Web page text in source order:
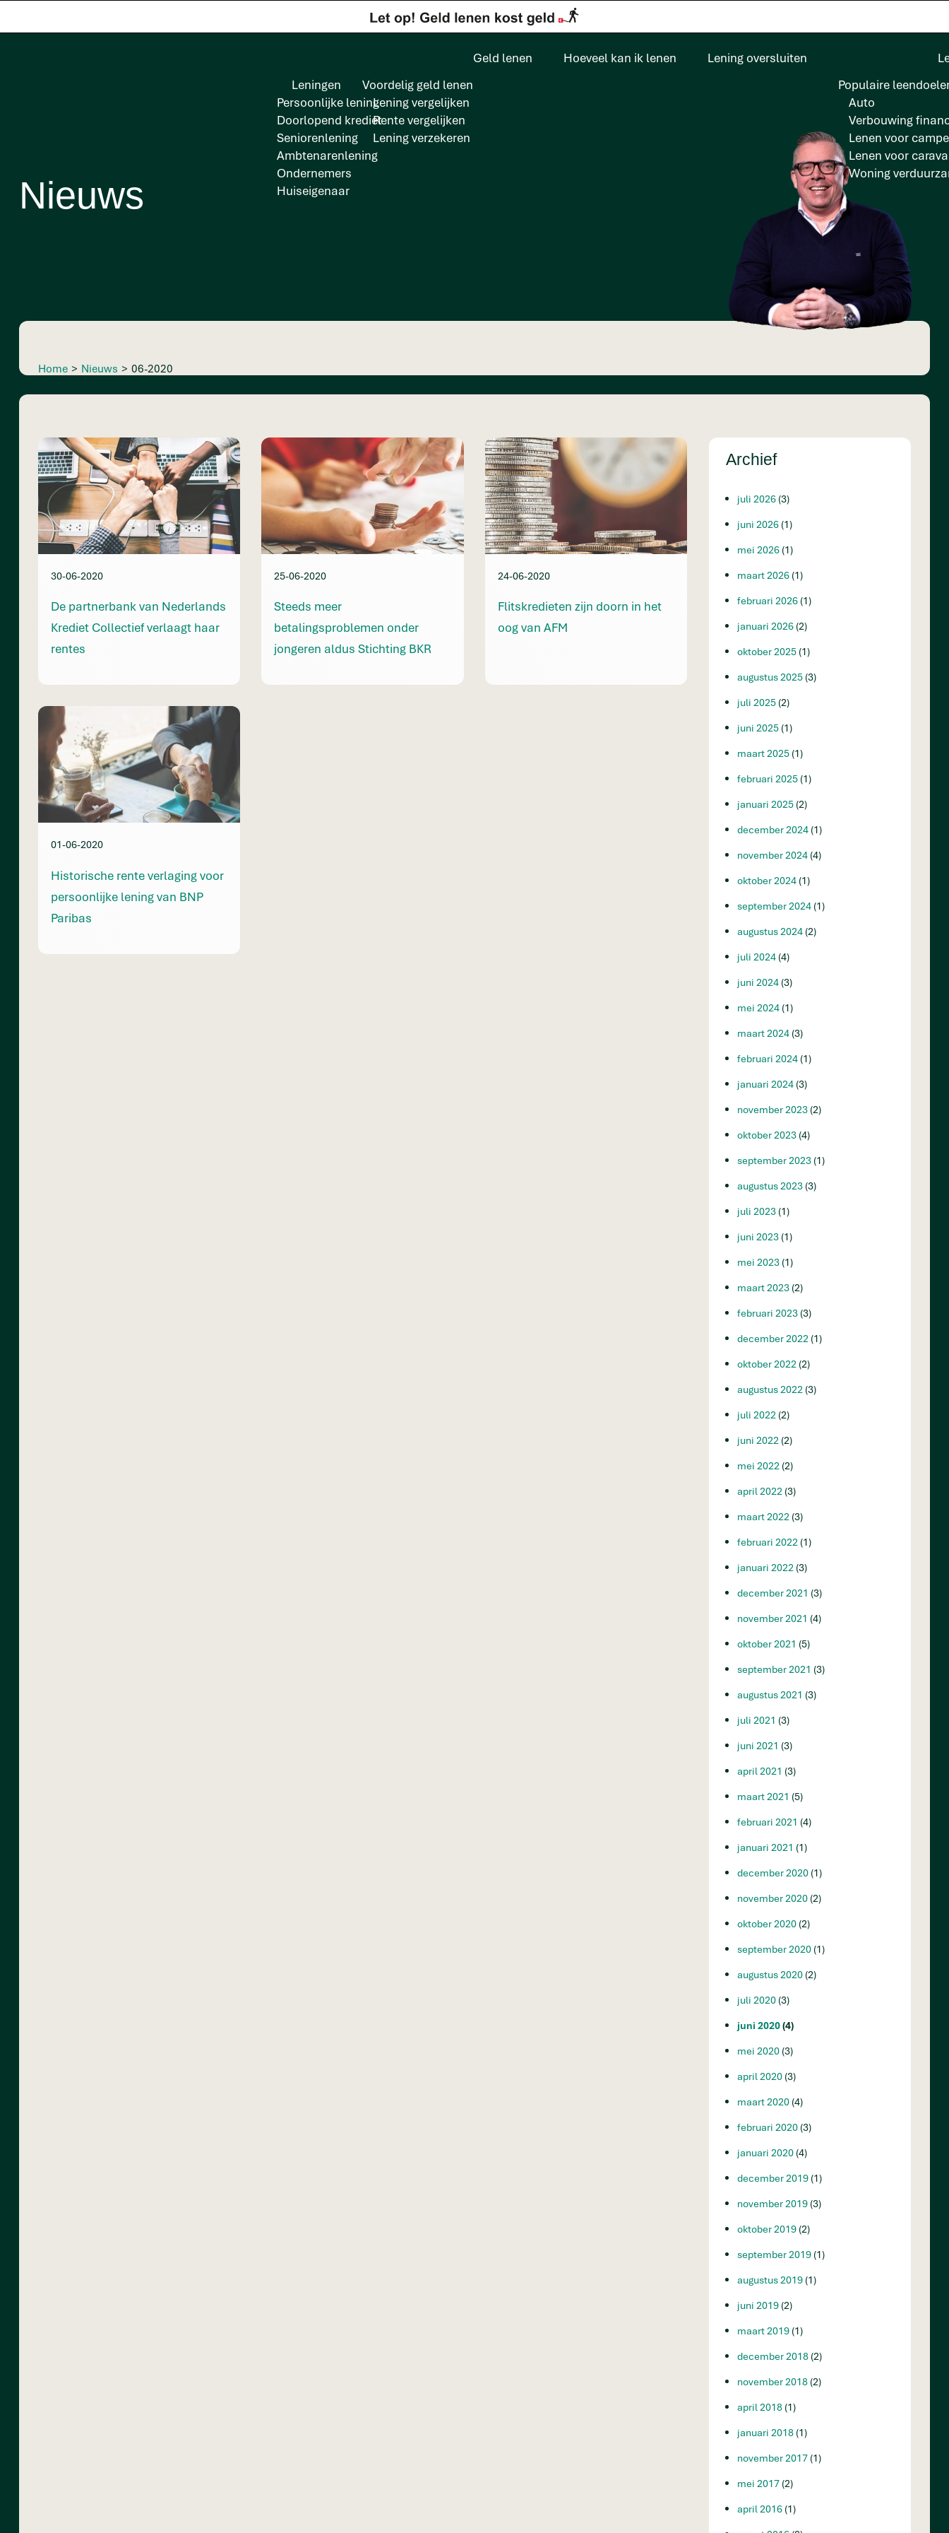
Geld lenen
Leningen
Persoonlijke lening
Doorlopend krediet
Seniorenlening
Ambtenarenlening
Ondernemers
Huiseigenaar
Voordelig geld lenen
Lening vergelijken
Rente vergelijken
Lening verzekeren
Hoeveel kan ik lenen Lening oversluiten
Populaire
Auto
Verbouwing
Lenen voor
Lenen voor
Woning
Nieuws
Home > Nieuws > 06-2020
30-06-2020
De partnerbank van Nederlands
Krediet Collectief verlaagt haar
rentes
25-06-2020
Steeds meer
betalingsproblemen onder
jongeren aldus Stichting BKR
24-06-2020
Flitskredieten zijn doorn in het
oog van AFM
01-06-2020
Historische rente verlaging voor
persoonlijke lening van BNP
Paribas
Archief
juli 2026 (3)
juni 2026 (1)
mei 2026 (1)
maart 2026 (1)
februari 2026 (1)
januari 2026 (2)
oktober 2025 (1)
augustus 2025 (3)
juli 2025 (2)
juni 2025 (1)
maart 2025 (1)
februari 2025 (1)
januari 2025 (2)
december 2024 (1)
november 2024 (4)
oktober 2024 (1)
september 2024 (1)
augustus 2024 (2)
juli 2024 (4)
juni 2024 (3)
mei 2024 (1)
maart 2024 (3)
februari 2024 (1)
januari 2024 (3)
november 2023 (2)
oktober 2023 (4)
september 2023 (1)
augustus 2023 (3)
juli 2023 (1)
juni 2023 (1)
mei 2023 (1)
maart 2023 (2)
februari 2023 (3)
december 2022 (1)
oktober 2022 (2)
augustus 2022 (3)
juli 2022 (2)
juni 2022 (2)
mei 2022 (2)
april 2022 (3)
maart 2022 (3)
februari 2022 (1)
januari 2022 (3)
december 2021 (3)
november 2021 (4)
oktober 2021 (5)
september 2021 (3)
augustus 2021 (3)
juli 2021 (3)
juni 2021 (3)
april 2021 (3)
maart 2021 (5)
februari 2021 (4)
januari 2021 (1)
december 2020 (1)
november 2020 (2)
oktober 2020 (2)
september 2020 (1)
augustus 2020 (2)
juli 2020 (3)
juni 2020(4)
mei 2020 (3)
april 2020 (3)
maart 2020 (4)
februari 2020 (3)
januari 2020 (4)
december 2019 (1)
november 2019 (3)
oktober 2019 (2)
september 2019 (1)
augustus 2019 (1)
juni 2019 (2)
maart 2019 (1)
december 2018 (2)
november 2018 (2)
april 2018 (1)
januari 2018 (1)
november 2017 (1)
mei 2017 (2)
april 2016 (1)